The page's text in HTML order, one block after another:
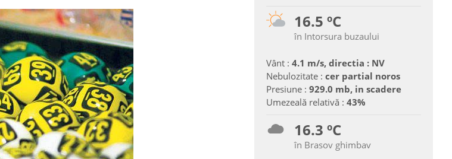
16.5 ºC
în Intorsura buzaului
Vânt : 4.1 m/s, directia : NV
Nebulozitate : cer partial noros
Presiune : 929.0 mb, in scadere
Umezeală relativă : 43%
16.3 ºC
în Brasov ghimbav